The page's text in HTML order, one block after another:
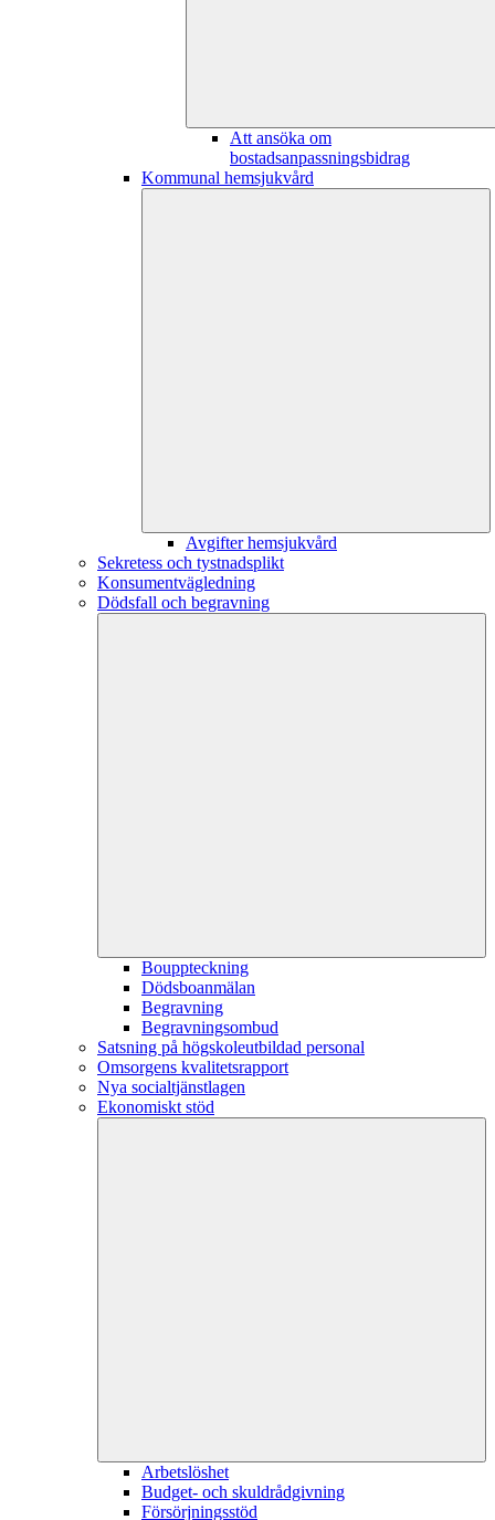
Att ansöka om
bostadsanpassningsbidrag
Kommunal hemsjukvård
Avgifter hemsjukvård
Sekretess och tystnadsplikt
Konsumentvägledning
Dödsfall och begravning
Bouppteckning
Dödsboanmälan
Begravning
Begravningsombud
Satsning på högskoleutbildad personal
Omsorgens kvalitetsrapport
Nya socialtjänstlagen
Ekonomiskt stöd
Arbetslöshet
Budget- och skuldrådgivning
Försörjningsstöd